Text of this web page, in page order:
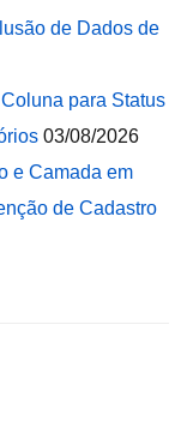
de Dados de
para Status
03/08/2026
e Camada em
de Cadastro